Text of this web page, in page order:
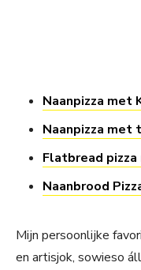
Naanpizza met
Naanpizza met
Flatbread
Naanbrood
Mijn persoonlijke
en artisjok, sowieso